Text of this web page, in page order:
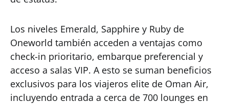
Los niveles Emerald, Sapphire y Ruby de
Oneworld también acceden a ventajas como
check-in prioritario, embarque preferencial y
acceso a salas VIP. A esto se suman beneficios
exclusivos para los viajeros elite de Oman Air,
incluyendo entrada a cerca de 700 lounges en